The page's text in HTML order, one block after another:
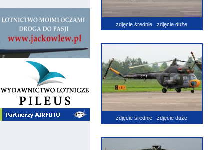
zdjęcie średnie zdjęcie duże
zdjęcie średnie zdjęcie duże